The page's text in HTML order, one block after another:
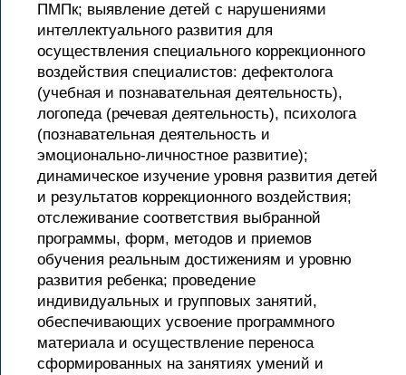
ПМПк; выявление детей с нарушениями
интеллектуального развития для
осуществления специального коррекционного
воздействия специалистов: дефектолога
(учебная и познавательная деятельность),
логопеда (речевая деятельность), психолога
(познавательная деятельность и
эмоционально-личностное развитие);
динамическое изучение уровня развития детей
и результатов коррекционного воздействия;
отслеживание соответствия выбранной
программы, форм, методов и приемов
обучения реальным достижениям и уровню
развития ребенка; проведение
индивидуальных и групповых занятий,
обеспечивающих усвоение программного
материала и осуществление переноса
сформированных на занятиях умений и